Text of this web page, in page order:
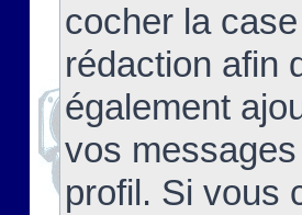
cocher la case
rédaction afin
également
vos
profil. Si vous